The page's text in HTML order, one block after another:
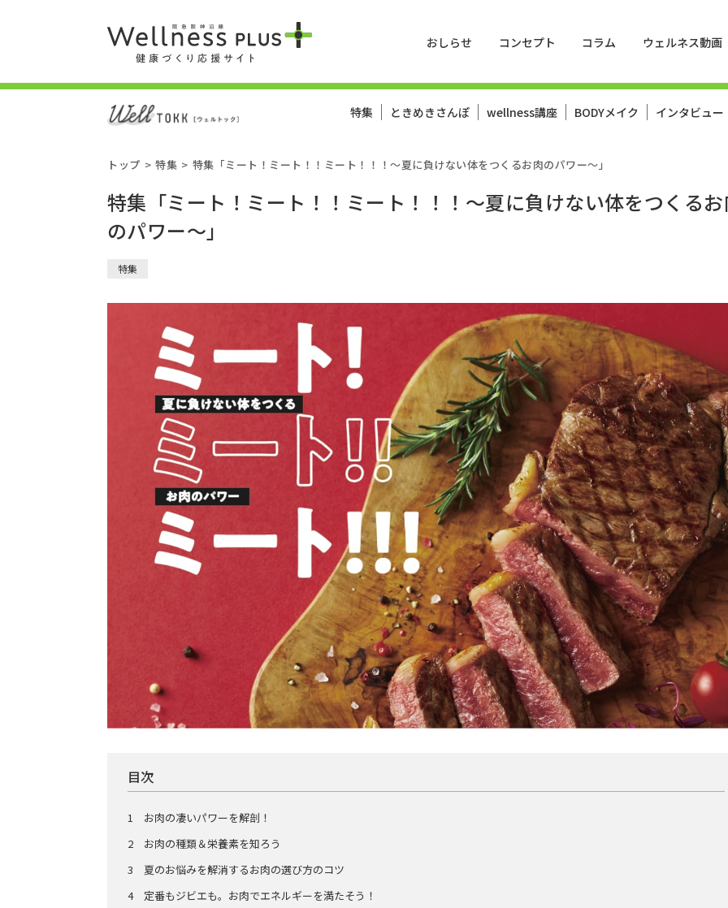
おしらせ コンセプト コラム ウェルネス動画
特集 ときめきさんぽ wellness講座 BODYメイク インタビュー
トップ 特集 特集「ミート！ミート！！ミート！！！～夏に負けない体をつくるお肉のパワー～」
特集「ミート！ミート！！ミート！！！～夏に負けない体をつくる
のパワー～」
特集
目次
1 お肉の凄いパワーを解剖！
2 お肉の種類＆栄養素を知ろう
3 夏のお悩みを解消するお肉の選び方のコツ
4 定番もジビエも。お肉でエネルギーを満たそう！